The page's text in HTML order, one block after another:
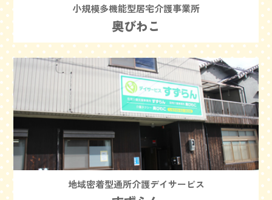
小規模多機能型居宅介護事業所
奥びわこ
地域密着型通所介護デイサービス